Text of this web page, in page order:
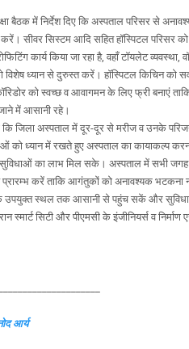
बैठक में निर्देश दिए कि अस्पताल परिसर से
सीवर सिस्टम आदि सहित हॉस्पिटल परिसर
कार्य किया जा रहा है, वहाँ टॉयलेट
विशेष ध्यान से दुरुस्त करें। हॉस्पिटल किचिन को
को स्वच्छ व आवागमन के लिए फ्री बनाएं
में आसानी रहे।
कि जिला अस्पताल में दूर-दूर से मरीज व उनके
को ध्यान में रखते हुए अस्पताल का कायाकल्प
का लाभ मिल सके। अस्पताल में सभी
प्रारम्भ करें ताकि आगंतुकों को अनावश्यक
उपयुक्त स्थल तक आसानी से पहुंच सकें और सुविधाओं
स्मार्ट सिटी और पीएमसी के इंजीनियर्स व
आर्य